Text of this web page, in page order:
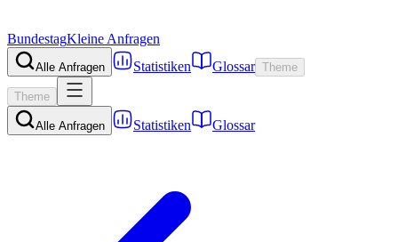
BundestagKleine Anfragen
Alle Anfragen Statistiken Glossar Theme
Theme
Alle Anfragen Statistiken Glossar